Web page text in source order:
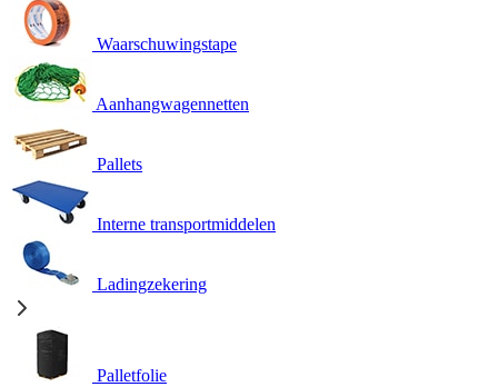
Waarschuwingstape
Aanhangwagennetten
Pallets
Interne transportmiddelen
Ladingzekering
Palletfolie